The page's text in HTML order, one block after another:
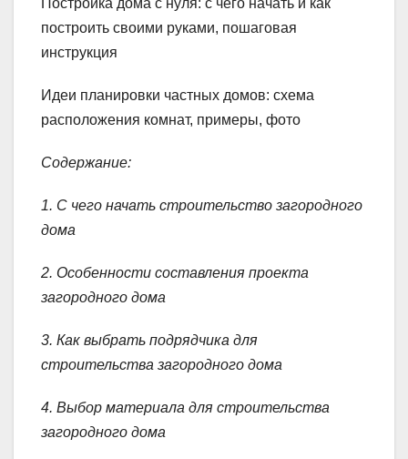
Постройка дома с нуля: с чего начать и как
построить своими руками, пошаговая
инструкция
Идеи планировки частных домов: схема
расположения комнат, примеры, фото
Содержание:
1. С чего начать строительство загородного
дома
2. Особенности составления проекта
загородного дома
3. Как выбрать подрядчика для
строительства загородного дома
4. Выбор материала для строительства
загородного дома